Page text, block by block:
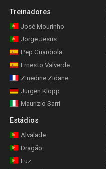
Treinadores
José Mourinho
Jorge Jesus
Pep Guardiola
Ernesto Valverde
Zinedine Zidane
Jurgen Klopp
Maurizio Sarri
Estádios
Alvalade
Dragão
Luz